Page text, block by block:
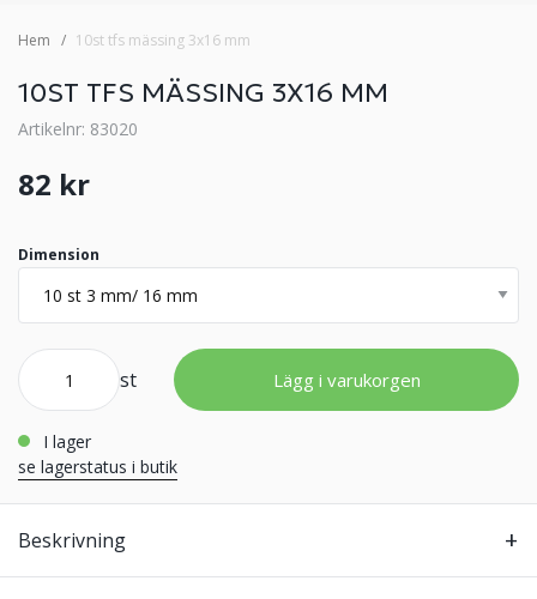
Hem 10st tfs mässing 3x16 mm
10ST TFS MÄSSING 3X16 MM
Artikelnr: 83020
82 kr
Dimension
st Lägg i varukorgen
i lager
se lagerstatus i butik
Beskrivning